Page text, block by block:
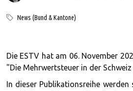
News (Bund & Kantone)
Die ESTV hat am 06. November
"Die Mehrwertsteuer in der
In dieser Publikationsreihe werden